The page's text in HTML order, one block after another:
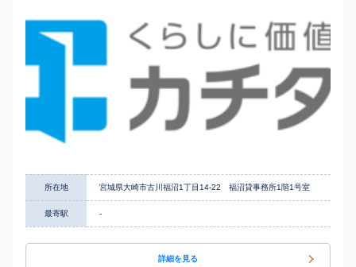
所在地 宮城県大崎市古川福沼1丁目14-22 福沼貸事務所1階1号室
最寄駅 -
詳細を見る